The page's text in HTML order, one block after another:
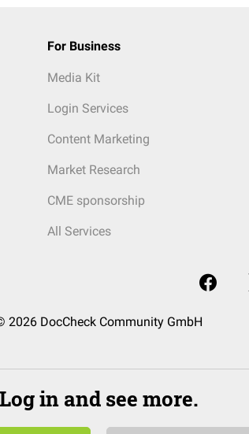
For Business
Media Kit
Login Services
Content Marketing
Market Research
CME sponsorship
All Services
2026 DocCheck Community GmbH
Log in and see more.